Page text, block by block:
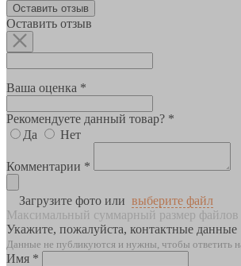
Оставить отзыв
Оставить отзыв
Ваша оценка *
Рекомендуете данный товар? *
Да
Нет
Комментарии *
Загрузите фото или выберите файл
Максимальный суммарный размер
Укажите, пожалуйста, контактные данные
Данные не публикуются и нужны, чтобы ответить
Имя *